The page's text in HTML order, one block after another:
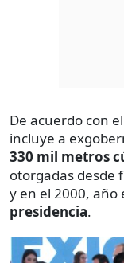
De acuerdo con
incluye a
330 mil metros
otorgadas desde
y en el 2000, año
presidencia.